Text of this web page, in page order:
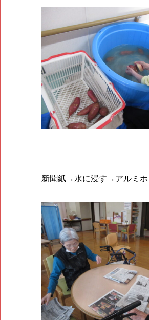
新聞紙→水に浸す→アルミホ